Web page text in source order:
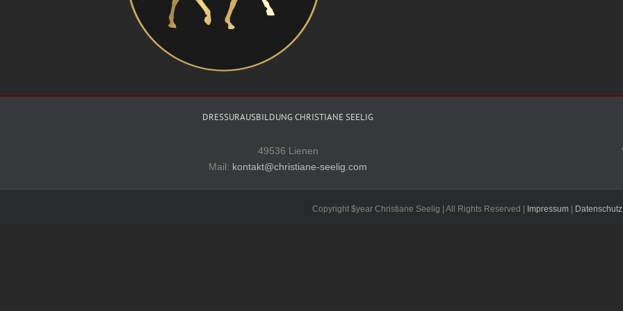
DRESSURAUSBILDUNG CHRISTIANE SEELIG
49536 Lienen
Mail: kontakt@christiane-seelig.com
Copyright $year Christiane Seelig | All Rights Reserved | Impressum Datenschutz